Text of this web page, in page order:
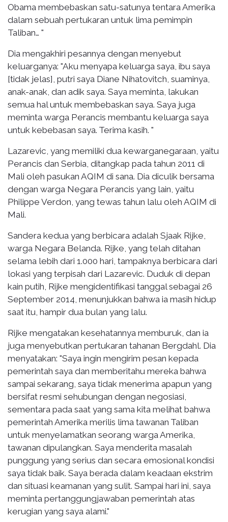
Obama membebaskan satu-satunya tentara Amerika
dalam sebuah pertukaran untuk lima pemimpin
Taliban… "
Dia mengakhiri pesannya dengan menyebut
keluarganya: "Aku menyapa keluarga saya, ibu saya
[tidak jelas], putri saya Diane Nihatovitch, suaminya,
anak-anak, dan adik saya. Saya meminta, lakukan
semua hal untuk membebaskan saya. Saya juga
meminta warga Perancis membantu keluarga saya
untuk kebebasan saya. Terima kasih. "
Lazarevic, yang memiliki dua kewarganegaraan, yaitu
Perancis dan Serbia, ditangkap pada tahun 2011 di
Mali oleh pasukan AQIM di sana. Dia diculik bersama
dengan warga Negara Perancis yang lain, yaitu
Philippe Verdon, yang tewas tahun lalu oleh AQIM di
Mali.
Sandera kedua yang berbicara adalah Sjaak Rijke,
warga Negara Belanda. Rijke, yang telah ditahan
selama lebih dari 1.000 hari, tampaknya berbicara dari
lokasi yang terpisah dari Lazarevic. Duduk di depan
kain putih, Rijke mengidentifikasi tanggal sebagai 26
September 2014, menunjukkan bahwa ia masih hidup
saat itu, hampir dua bulan yang lalu.
Rijke mengatakan kesehatannya memburuk, dan ia
juga menyebutkan pertukaran tahanan Bergdahl. Dia
menyatakan: "Saya ingin mengirim pesan kepada
pemerintah saya dan memberitahu mereka bahwa
sampai sekarang, saya tidak menerima apapun yang
bersifat resmi sehubungan dengan negosiasi,
sementara pada saat yang sama kita melihat bahwa
pemerintah Amerika merilis lima tawanan Taliban
untuk menyelamatkan seorang warga Amerika,
tawanan dipulangkan. Saya menderita masalah
punggung yang serius dan secara emosional kondisi
saya tidak baik. Saya berada dalam keadaan ekstrim
dan situasi keamanan yang sulit. Sampai hari ini, saya
meminta pertanggungjawaban pemerintah atas
kerugian yang saya alami."